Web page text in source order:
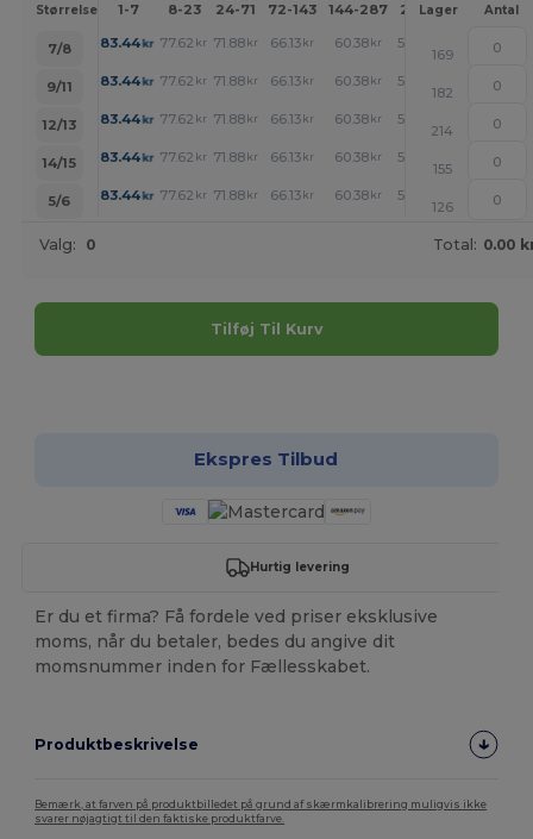
Størrelse 1-7 8-23 24-71 72-143 144-287 288 + Mere
Lager Antal
7/8 83.44kr 77.62 kr 71.88 kr 66.13 kr 60.38 kr 57.55
169
9/11
83.44kr 77.62 kr 71.88 kr 66.13 kr 60.38 kr 57.55
182
12/13
83.44kr 77.62 kr 71.88 kr 66.13 kr 60.38 kr 57.55
214
14/15
83.44kr 77.62 kr 71.88 kr 66.13 kr 60.38 kr 57.55
155
5/6
83.44kr 77.62 kr 71.88 kr 66.13 kr 60.38 kr 57.55
126
Valg: 0 Total: 0.00
Tilføj Til Kurv
Ekspres Tilbud
Hurtig levering
Er du et firma? Få fordele ved priser eksklusive
moms, når du betaler, bedes du angive dit
momsnummer inden for Fællesskabet.
Produktbeskrivelse
Bemærk, at farven på produktbilledet på grund af skærmkalibrering muligvis ikke
svarer nøjagtigt til den faktiske produktfarve.